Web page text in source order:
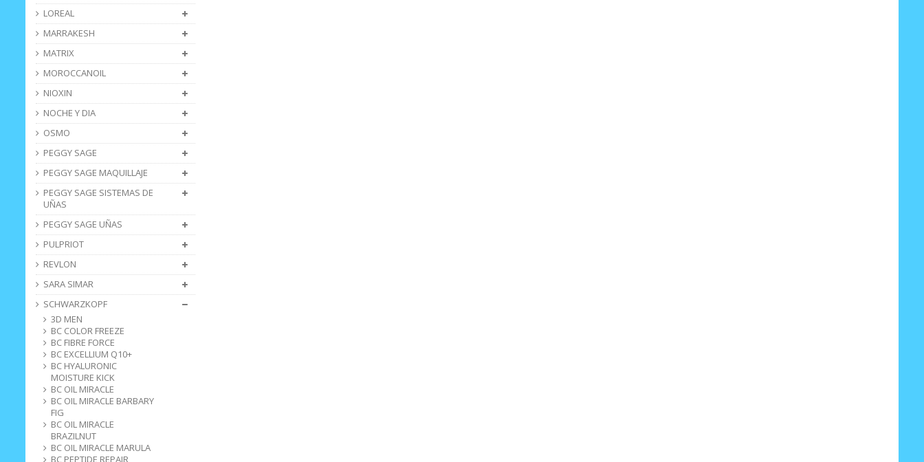
LOREAL
MARRAKESH
MATRIX
MOROCCANOIL
NIOXIN
NOCHE Y DIA
OSMO
PEGGY SAGE
PEGGY SAGE MAQUILLAJE
PEGGY SAGE SISTEMAS DE
UÑAS
PEGGY SAGE UÑAS
PULPRIOT
REVLON
SARA SIMAR
SCHWARZKOPF
3D MEN
BC COLOR FREEZE
BC FIBRE FORCE
BC EXCELLIUM Q10+
BC HYALURONIC
MOISTURE KICK
BC OIL MIRACLE
BC OIL MIRACLE BARBARY
FIG
BC OIL MIRACLE
BRAZILNUT
BC OIL MIRACLE MARULA
BC PEPTIDE REPAIR